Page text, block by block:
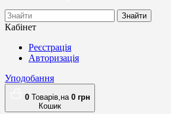
Знайти
Кабінет
Реєстрація
Авторизація
Уподобання
0 Товарів,на 0 грн
Кошик